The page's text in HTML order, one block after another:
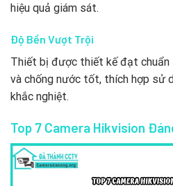
hiệu quả giám sát.
Độ Bền Vượt Trội
Thiết bị được thiết kế đạt chuẩn
và chống nước tốt, thích hợp sử
khắc nghiệt.
Top 7 Camera Hikvision